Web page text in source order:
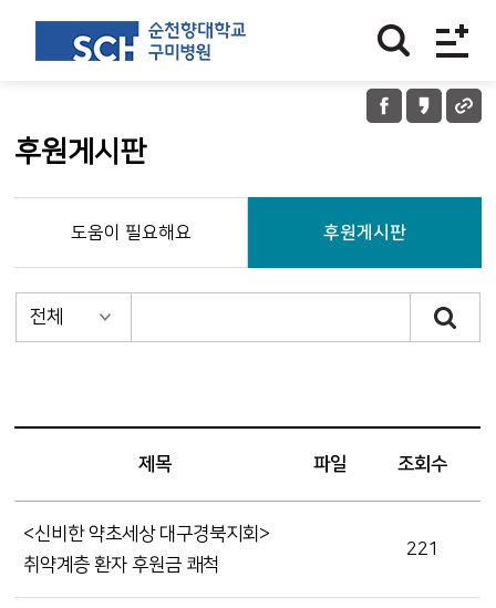
후원게시판
도움이 필요해요 후원게시판
제목 파일 조회수
<신비한 약초세상 대구경북지회>
취약계층 환자 후원금 쾌척
221